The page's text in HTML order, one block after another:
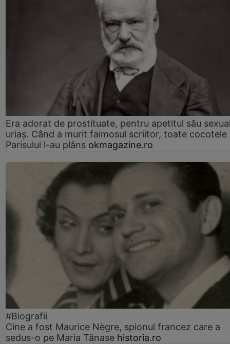
Era adorat de prostituate, pentru apetitul său
uriaș. Când a murit faimosul scriitor, toate cocotele
Parisului l-au plâns okmagazine.ro
#Biografii
Cine a fost Maurice Nègre, spionul francez care a
sedus-o pe Maria Tănase historia.ro